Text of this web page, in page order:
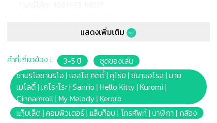
หมายเหตุ:
สินค้าอาจมีการเปลี่ยนแปลงลวดลาย สีสันบนผลิตภัณฑ์ หรือ
แพ็คเกจโดยร้านฯอาจไม่สามารถแจ้งให้ทราบล่วงหน้า และสี
ของผลิตภัณฑ์ที่แสดงบนเว็บไซต์อาจมีความแตกต่างกันจาก
การตั้งค่าการแสดงผลสีของแต่ละหน้าจอ
แสดงเพิ่มเติม
คำที่เกี่ยวข้อง : 3-5 ปี
ชุดของเล่น
ซานริโอซานริโอ | เฮลโล คิตตี้ | คุโรมิ | ซินามอโรล | มาย
เมโลดี้ | เคโระโระ | Sanrio | Hello Kitty | Kuromi |
Cinnamroll | My Melody | Keroro
แท็บเล็ต | คอมพิวเตอร์ | แล็บท็อบ | โทรศัพท์ | นาฬิกา | กล้อง